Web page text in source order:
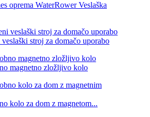
oprema WaterRower Veslaška
stroj za domačo uporabo
magnetno zložljivo kolo
kolo za dom z magnetom...